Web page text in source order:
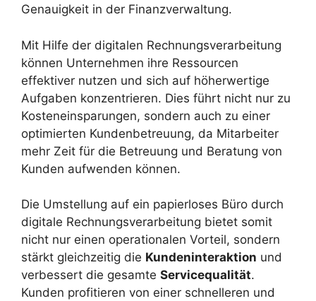
Genauigkeit in der Finanzverwaltung.
Mit Hilfe der digitalen Rechnungsverarbeitung
können Unternehmen ihre Ressourcen
effektiver nutzen und sich auf höherwertige
Aufgaben konzentrieren. Dies führt nicht nur zu
Kosteneinsparungen, sondern auch zu einer
optimierten Kundenbetreuung, da Mitarbeiter
mehr Zeit für die Betreuung und Beratung von
Kunden aufwenden können.
Die Umstellung auf ein papierloses Büro durch
digitale Rechnungsverarbeitung bietet somit
nicht nur einen operationalen Vorteil, sondern
stärkt gleichzeitig die Kundeninteraktion und
verbessert die gesamte Servicequalität.
Kunden profitieren von einer schnelleren und